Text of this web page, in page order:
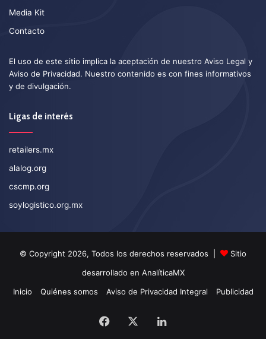
Media Kit
Contacto
El uso de este sitio implica la aceptación de nuestro Aviso Legal y
Aviso de Privacidad. Nuestro contenido es con fines informativos
y de divulgación.
Ligas de interés
retailers.mx
alalog.org
cscmp.org
soylogistico.org.mx
© Copyright 2026, Todos los derechos reservados |
Sitio
desarrollado en AnalíticaMX
Inicio
Quiénes somos Aviso de Privacidad Integral Publicidad
Facebook LinkedIn